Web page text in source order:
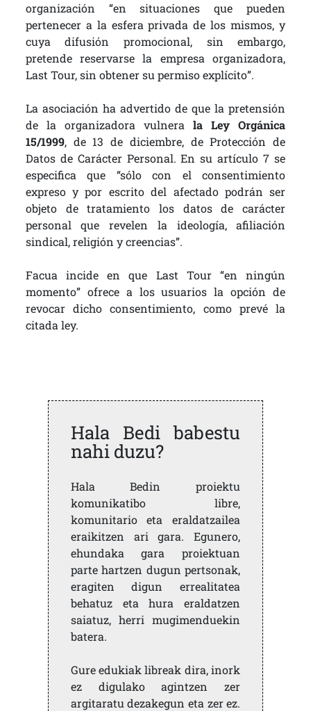
organización “en situaciones que pueden
pertenecer a la esfera privada de los mismos, y
cuya difusión promocional, sin embargo,
pretende reservarse la empresa organizadora,
Last Tour, sin obtener su permiso explícito”.
La asociación ha advertido de que la pretensión
de la organizadora vulnerala Ley Orgánica
15/1999, de 13 de diciembre, de Protección de
Datos de Carácter Personal. En su artículo 7 se
especifica que “sólo con el consentimiento
expreso y por escrito del afectado podrán ser
objeto de tratamiento los datos de carácter
personal que revelen la ideología, afiliación
sindical, religión y creencias”.
Facua incide en que Last Tour “en ningún
momento” ofrece a los usuarios la opción de
revocar dicho consentimiento, como prevé la
citada ley.
Hala Bedi babestu
nahi duzu?
Hala Bedin proiektu
komunikatibo libre,
komunitario eta eraldatzailea
eraikitzen ari gara. Egunero,
ehundaka gara proiektuan
parte hartzen dugun pertsonak,
eragiten digun errealitatea
behatuz eta hura eraldatzen
saiatuz, herri mugimenduekin
batera.
Gure edukiak libreak dira, inork
ez digulako agintzen zer
argitaratu dezakegun eta zer ez.